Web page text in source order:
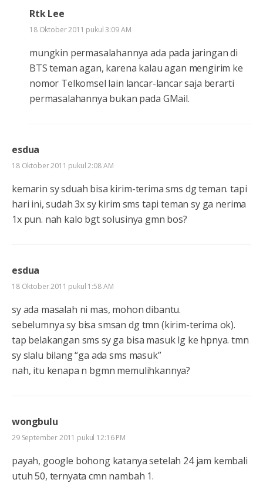
Rtk Lee
18 Oktober 2011 pukul 3:09 AM
mungkin permasalahannya ada pada jaringan di
BTS teman agan, karena kalau agan mengirim ke
nomor Telkomsel lain lancar-lancar saja berarti
permasalahannya bukan pada GMail.
esdua
18 Oktober 2011 pukul 2:08 AM
kemarin sy sduah bisa kirim-terima sms dg teman. tapi
hari ini, sudah 3x sy kirim sms tapi teman sy ga nerima
1x pun. nah kalo bgt solusinya gmn bos?
esdua
18 Oktober 2011 pukul 1:58 AM
sy ada masalah ni mas, mohon dibantu.
sebelumnya sy bisa smsan dg tmn (kirim-terima ok).
tap belakangan sms sy ga bisa masuk lg ke hpnya. tmn
sy slalu bilang “ga ada sms masuk”
nah, itu kenapa n bgmn memulihkannya?
wongbulu
29 September 2011 pukul 12:16 PM
payah, google bohong katanya setelah 24 jam kembali
utuh 50, ternyata cmn nambah 1.